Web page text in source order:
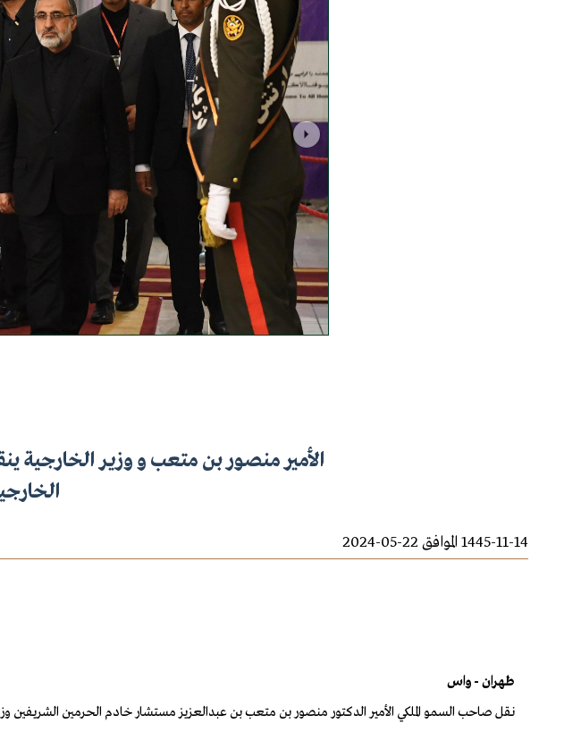
الأمير منصور بن متعب و وزير الخارجية
1445-11-14 الموافق 22-05-2024
طهران - واس
نقل صاحب السمو الملكي الأمير الدكتور منصور بن متعب بن عبدالعزيز مستشار خادم الحرمين